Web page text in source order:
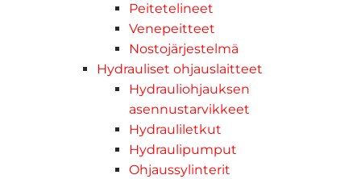
Peitetelineet
Venepeitteet
Nostojärjestelmä
Hydrauliset ohjauslaitteet
Hydrauliohjauksen
asennustarvikkeet
Hydrauliletkut
Hydraulipumput
Ohjaussylinterit